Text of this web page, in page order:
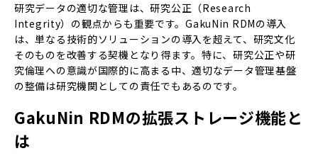
研究データの適切な管理は、研究公正（Research
Integrity）の観点からも重要です。GakuNin RDMの導入
は、単なる技術的ソリューションの導入を超えて、研究文化
そのものを改善する契機となり得ます。特に、研究公正や研
究倫理への意識が国際的に高まる中、適切なデータ管理基盤
の整備は研究機関としての責任でもあるのです。
GakuNin RDMの拡張ストレージ機能と
は